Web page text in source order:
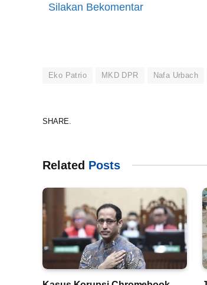
Silakan Bekomentar
Eko Patrio MKD DPR Nafa Urbach
SHARE.
Related Posts